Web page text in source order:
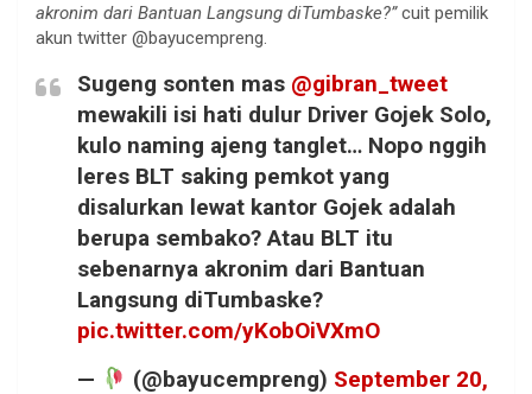
akronim dari Bantuan Langsung diTumbaske?”cuit pemilik
akun twitter @bayucempreng.
Sugeng sonten mas @gibran_tweet
mewakili isi hati dulur Driver Gojek Solo,
kulo naming ajeng tanglet… Nopo nggih
leres BLT saking pemkot yang
disalurkan lewat kantor Gojek adalah
berupa sembako? Atau BLT itu
sebenarnya akronim dari Bantuan
Langsung diTumbaske?
pic.twitter.com/yKobOiVXmO
—
(@bayucempreng) September 20,